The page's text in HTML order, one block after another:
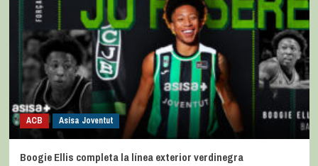
ACB Asisa Joventut
Boogie Ellis completa la línea exterior verdinegra